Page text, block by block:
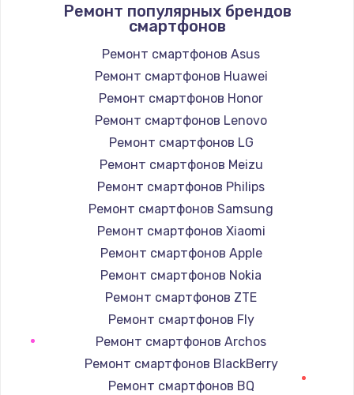
Замена шнура
Заказать
Замена / ремонт электронного модуля
управления
600 руб.
Заказать
Замена конфорки
1100 руб.
Заказать
Замена платы сенсора
900 руб.
Заказать
Замена регулятора режимов конфорки
Ремонт популярных брендов
смартфонов
Ремонт смартфонов Asus
Ремонт смартфонов Huawei
Ремонт смартфонов Honor
Ремонт смартфонов Lenovo
Ремонт смартфонов LG
Ремонт смартфонов Meizu
Ремонт смартфонов Philips
Ремонт смартфонов Samsung
Ремонт смартфонов Xiaomi
Ремонт смартфонов Apple
Ремонт смартфонов Nokia
Ремонт смартфонов ZTE
Ремонт смартфонов Fly
Ремонт смартфонов Archos
Ремонт смартфонов BlackBerry
Ремонт смартфонов BQ